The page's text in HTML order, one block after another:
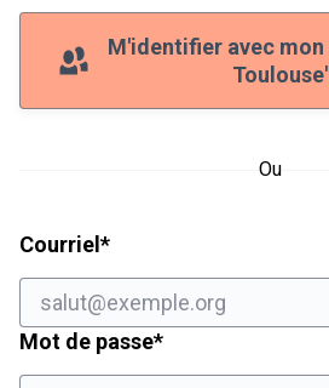
M'identifier avec
Ou
Courriel *Champ obligatoire
Mot de passe*Champ